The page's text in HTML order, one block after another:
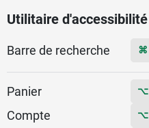
Utilitaire d'accessibilité
Barre de recherche ⌘
Panier ⌥
Compte ⌥
Menu